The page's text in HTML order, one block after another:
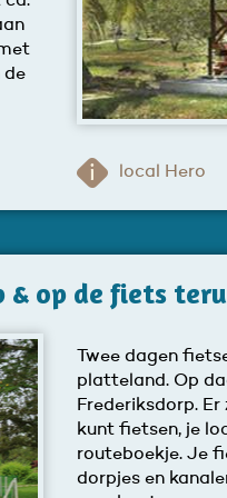
de
local Hero
& op de fiets
Twee dagen
platteland. Op
Frederiksdorp.
kunt fietsen, je
routeboekje. Je
dorpjes en